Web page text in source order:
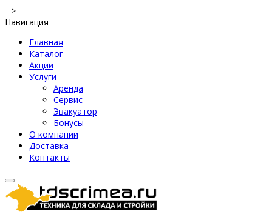
-->
Навигация
Главная
Каталог
Акции
Услуги
Аренда
Сервис
Эвакуатор
Бонусы
О компании
Доставка
Контакты